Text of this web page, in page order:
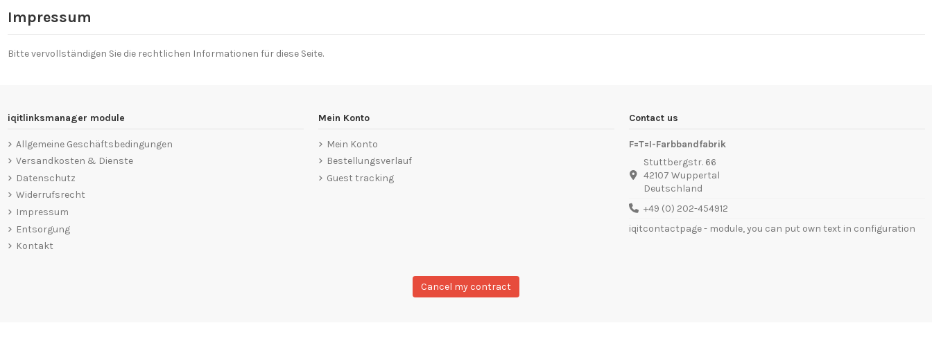
Impressum
Bitte vervollständigen Sie die rechtlichen Informationen für diese Seite.
iqitlinksmanager module
Allgemeine Geschäftsbedingungen
Versandkosten & Dienste
Datenschutz
Widerrufsrecht
Impressum
Entsorgung
Kontakt
Mein Konto
Mein Konto
Bestellungsverlauf
Guest tracking
Contact us
F=T=I-Farbbandfabrik
Stuttbergstr. 66
42107 Wuppertal
Deutschland
+49 (0) 202-454912
iqitcontactpage - module, you can put own text in configuration
Cancel my contract